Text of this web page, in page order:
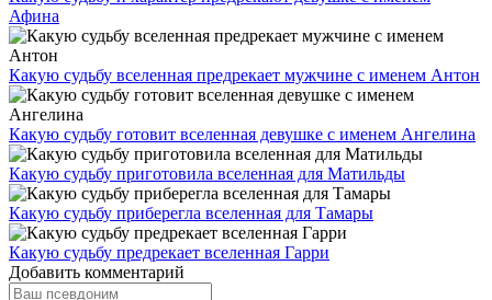
Афина
Какую судьбу вселенная предрекает мужчине с именем Антон
Какую судьбу готовит вселенная девушке с именем Ангелина
Какую судьбу приготовила вселенная для Матильды
Какую судьбу приберегла вселенная для Тамары
Какую судьбу предрекает вселенная Гарри
Добавить комментарий